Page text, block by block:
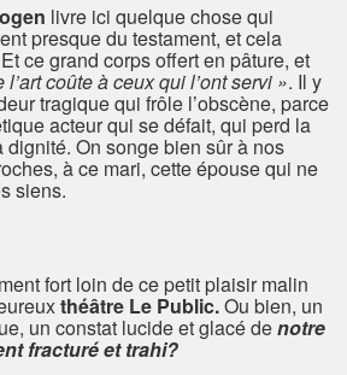
livre ici quelque chose qui
presque du testament, et cela
ce grand corps offert en pâture, et
coûte à ceux qui l’ont servi ». Il y
tragique qui frôle l’obscène, parce
acteur qui se défait, qui perd la
On songe bien sûr à nos
à ce mari, cette épouse qui ne
siens.
fort loin de ce petit plaisir malin
théâtre Le Public.Ou bien, un
un constat lucide et glacé denotre
fracturé et trahi?